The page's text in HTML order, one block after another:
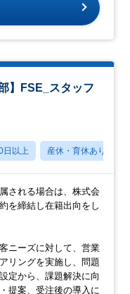
】FSE_スタッフ
日以上 産休・育休あり
される場合は、株式会
を締結し在籍出向をし
ニーズに対して、営業
リングを実施し、問題
定から、課題解決に向
提案、受注後の導入に